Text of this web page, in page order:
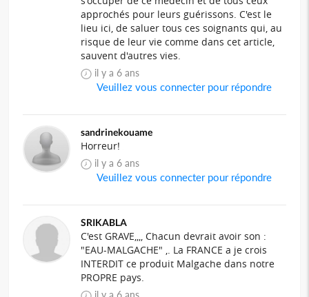
approchés pour leurs guérissons. C'est le
lieu ici, de saluer tous ces soignants qui, au
risque de leur vie comme dans cet article,
sauvent d'autres vies.
il y a 6 ans
Veuillez vous connecter pour répondre
sandrinekouame
Horreur!
il y a 6 ans
Veuillez vous connecter pour répondre
SRIKABLA
C'est GRAVE,,,, Chacun devrait avoir son :
"EAU-MALGACHE" ,. La FRANCE a je crois
INTERDIT ce produit Malgache dans notre
PROPRE pays.